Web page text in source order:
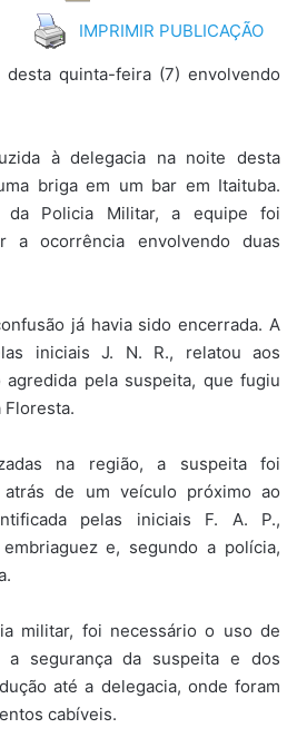
IMPRIMIR PUBLICAÇÃO
quinta-feira (7) envolvendo
à delegacia na noite desta
briga em um bar em Itaituba.
da Policia Militar, a equipe foi
a ocorrência envolvendo duas
já havia sido encerrada. A
iniciais J. N. R., relatou aos
pela suspeita, que fugiu
Floresta.
na região, a suspeita foi
atrás de um veículo próximo ao
pelas iniciais F. A. P.,
e, segundo a polícia,
militar, foi necessário o uso de
a segurança da suspeita e dos
até a delegacia, onde foram
cabíveis.